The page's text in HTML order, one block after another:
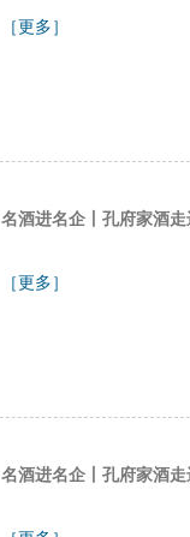
［更多］
名酒进名企丨孔府家酒
［更多］
名酒进名企丨孔府家酒